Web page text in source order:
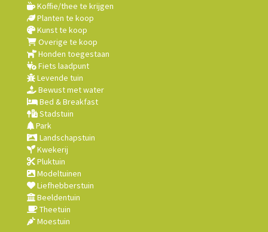
Koffie/thee te krijgen
Planten te koop
Kunst te koop
Overige te koop
Honden toegestaan
Fiets laadpunt
Levende tuin
Bewust met water
Bed & Breakfast
Stadstuin
Park
Landschapstuin
Kwekerij
Pluktuin
Modeltuinen
Liefhebberstuin
Beeldentuin
Theetuin
Moestuin